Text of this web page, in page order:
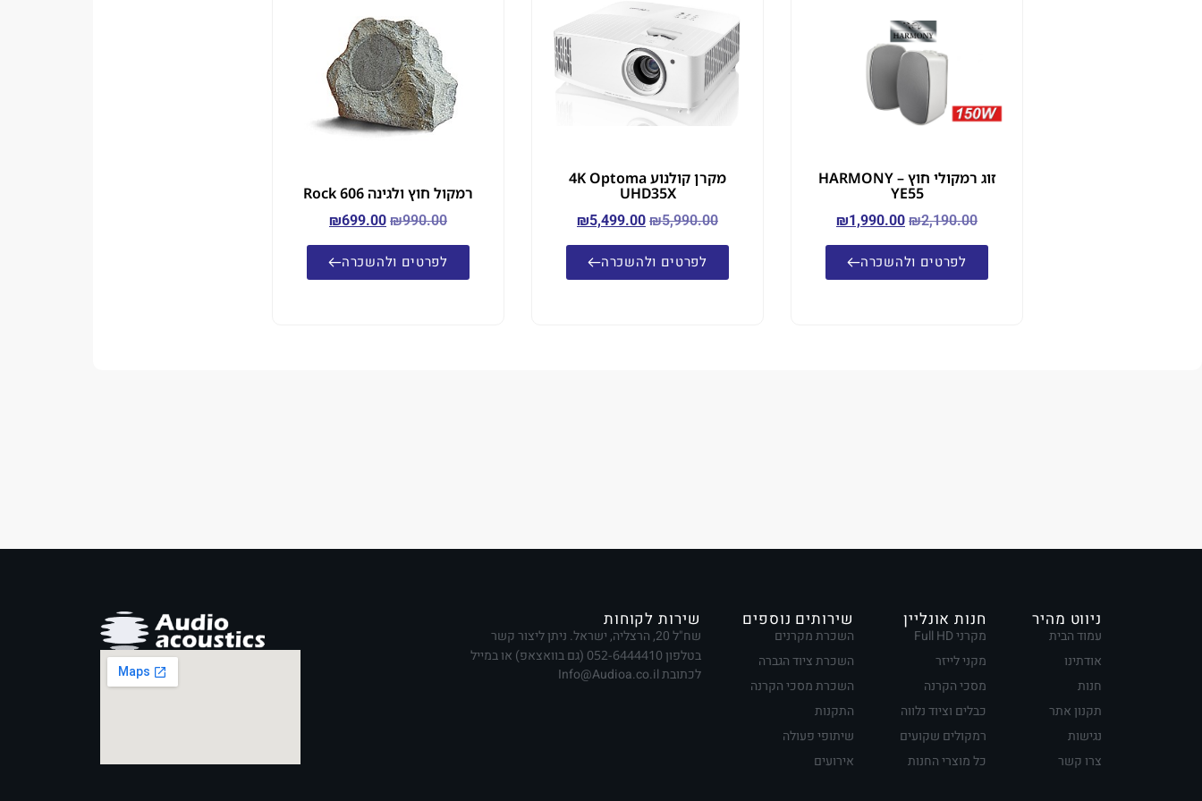
זוג רמקולי חוץ – HARMONY
YE55
₪2,190.00
₪1,990.00
לפרטים ולהשכרה
מקרן קולנוע 4K Optoma
UHD35X
₪5,990.00
₪5,499.00
לפרטים ולהשכרה
רמקול חוץ ולגינה Rock 606
₪990.00
₪699.00
לפרטים ולהשכרה
ניווט מהיר
עמוד הבית
אודתינו
חנות
תקנון אתר
נגישות
צרו קשר
חנות אונליין
מקרני Full HD
מקני לייזר
מסכי הקרנה
כבלים וציוד נלווה
רמקולים שקועים
כל מוצרי החנות
שירותים נוספים
השכרת מקרנים
השכרת ציוד הגברה
השכרת מסכי הקרנה
התקנות
שיתופי פעולה
אירועים
שירות לקוחות
שח"ל 20, הרצליה, ישראל. ניתן ליצור קשר
בטלפון 052-6444410 (גם בוואצאפ) או במייל
לכתובת Info@Audioa.co.il